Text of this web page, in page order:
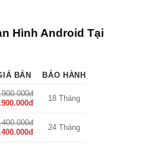
Hình Android Tại
BÁN BẢO HÀNH
18 Tháng
24 Tháng